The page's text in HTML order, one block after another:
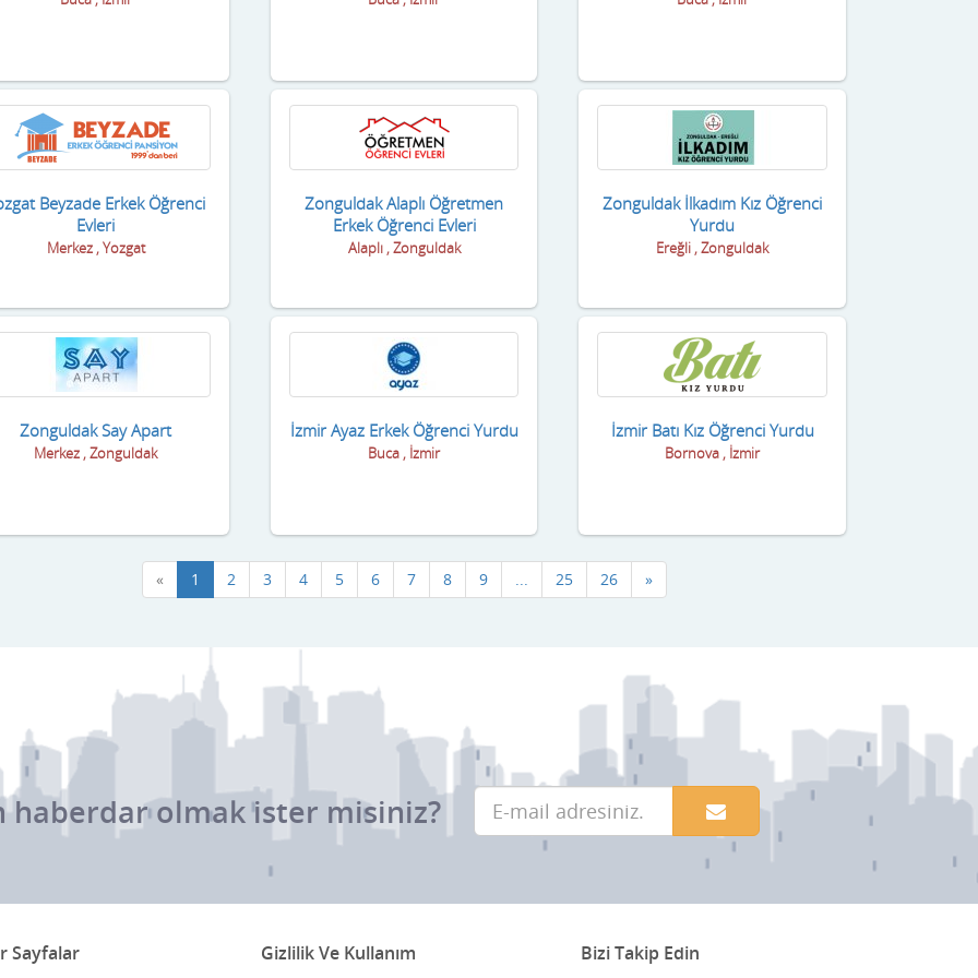
Beyzade Erkek Öğrenci
Evleri
Merkez , Yozgat
Zonguldak Alaplı Öğretmen
Erkek Öğrenci Evleri
Alaplı , Zonguldak
Zonguldak İlkadım Kız Öğrenci
Yurdu
Ereğli , Zonguldak
Zonguldak Say Apart
Merkez , Zonguldak
İzmir Ayaz Erkek Öğrenci Yurdu
Buca , İzmir
İzmir Batı Kız Öğrenci Yurdu
Bornova , İzmir
« 1 2 3 4 5 6 7 8 9 ... 25 26 »
haberdar olmak ister misiniz?
Sayfalar Gizlilik Ve Kullanım Bizi Takip Edin